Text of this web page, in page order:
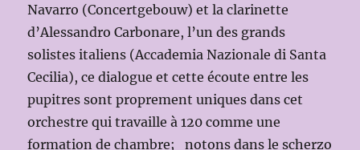
Navarro (Concertgebouw) et la clarinette
d’Alessandro Carbonare, l’un des grands
solistes italiens (Accademia Nazionale di Santa
Cecilia), ce dialogue et cette écoute entre les
pupitres sont proprement uniques dans cet
orchestre qui travaille à 120 comme une
formation de chambre; notons dans le scherzo